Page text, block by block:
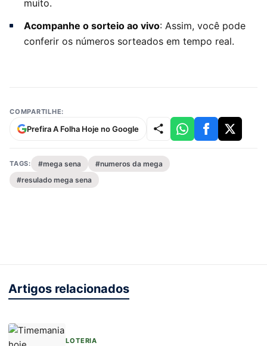
muito.
Acompanhe o sorteio ao vivo: Assim, você pode
conferir os números sorteados em tempo real.
COMPARTILHE:
Prefira A Folha Hoje no Google
TAGS: #mega sena
#numeros da mega
#resulado mega sena
Artigos relacionados
LOTERIA